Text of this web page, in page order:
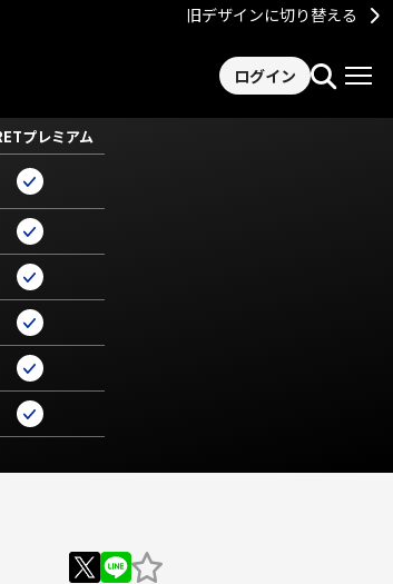
旧デザインに切り替える
ログイン
プレミアム